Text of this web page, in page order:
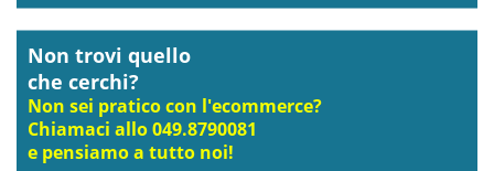
Non trovi quello
che cerchi?
Non sei pratico con l'ecommerce?
Chiamaci allo 049.8790081
e pensiamo a tutto noi!